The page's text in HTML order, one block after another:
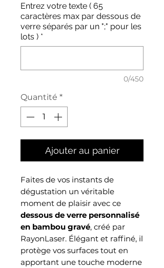
Entrez votre texte ( 65
caractères max par dessous de
verre séparés par un ";" pour les
lots ) *
0/450
Quantité *
Ajouter au panier
Faites de vos instants de
dégustation un véritable
moment de plaisir avec ce
dessous de verre personnalisé
en bambou gravé, créé par
RayonLaser. Élégant et raffiné, il
protège vos surfaces tout en
apportant une touche moderne